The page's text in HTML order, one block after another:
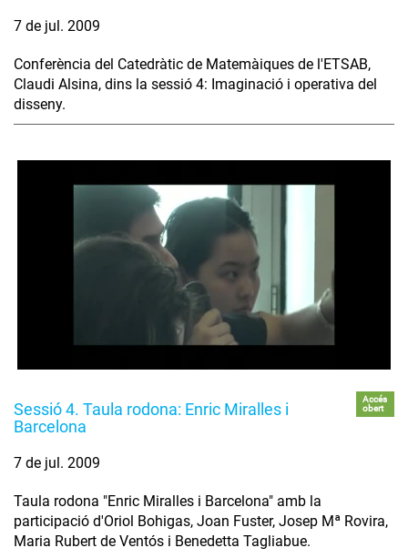
7 de jul. 2009
Conferència del Catedràtic de Matemàiques de l'ETSAB,
Claudi Alsina, dins la sessió 4: Imaginació i operativa del
disseny.
Sessió 4. Taula rodona: Enric Miralles i
Barcelona
Accés
obert
7 de jul. 2009
Taula rodona "Enric Miralles i Barcelona" amb la
participació d'Oriol Bohigas, Joan Fuster, Josep Mª Rovira,
Maria Rubert de Ventós i Benedetta Tagliabue.